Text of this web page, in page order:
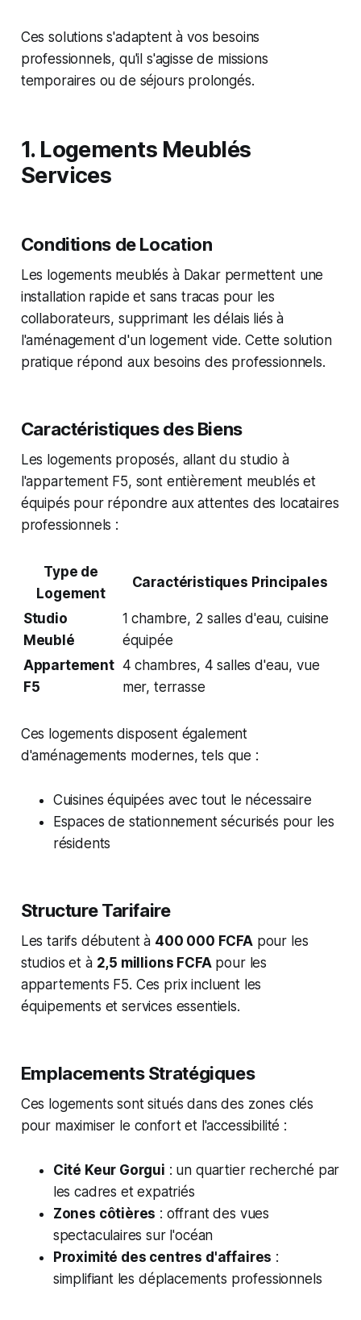
Ces solutions s'adaptent à vos besoins
professionnels, qu'il s'agisse de missions
temporaires ou de séjours prolongés.
1. Logements Meublés
Services
Conditions de Location
Les logements meublés à Dakar permettent une
installation rapide et sans tracas pour les
collaborateurs, supprimant les délais liés à
l'aménagement d'un logement vide. Cette solution
pratique répond aux besoins des professionnels.
Caractéristiques des Biens
Les logements proposés, allant du studio à
l'appartement F5, sont entièrement meublés et
équipés pour répondre aux attentes des locataires
professionnels :
Type de
Logement
Caractéristiques Principales
Studio
Meublé
1 chambre, 2 salles d'eau, cuisine
équipée
Appartement
F5
4 chambres, 4 salles d'eau, vue
mer, terrasse
Ces logements disposent également
d'aménagements modernes, tels que :
Cuisines équipées avec tout le nécessaire
Espaces de stationnement sécurisés pour les
résidents
Structure Tarifaire
Les tarifs débutent à 400 000 FCFApour les
studios et à 2,5 millions FCFApour les
appartements F5. Ces prix incluent les
équipements et services essentiels.
Emplacements Stratégiques
Ces logements sont situés dans des zones clés
pour maximiser le confort et l'accessibilité :
Cité Keur Gorgui : un quartier recherché par
les cadres et expatriés
Zones côtières : offrant des vues
spectaculaires sur l'océan
Proximité des centres d'affaires :
simplifiant les déplacements professionnels